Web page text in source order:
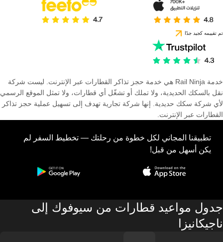
تم تقييمه كجيد جدًا
خدمة Rail Ninja هي خدمة حجز تذاكر القطارات عبر الإنترنت. ليست شركة
نقل بالسكك الحديدية، ولا تملك أو تشغّل أي قطارات، ولا تمثل الموقع الرسمي
لأي شركة سكك حديدية. إنها شركة تجارية تهدف إلى تسهيل عملية حجز تذاكر
القطارات عبر الإنترنت.
تطبيقنا المجاني لكل خطوة من رحلتك — تخطيط السفر لم
يكن أسهل من قبل!
جدول مواعيد قطارات من سيوفوك إلى
ناجيكانيزا